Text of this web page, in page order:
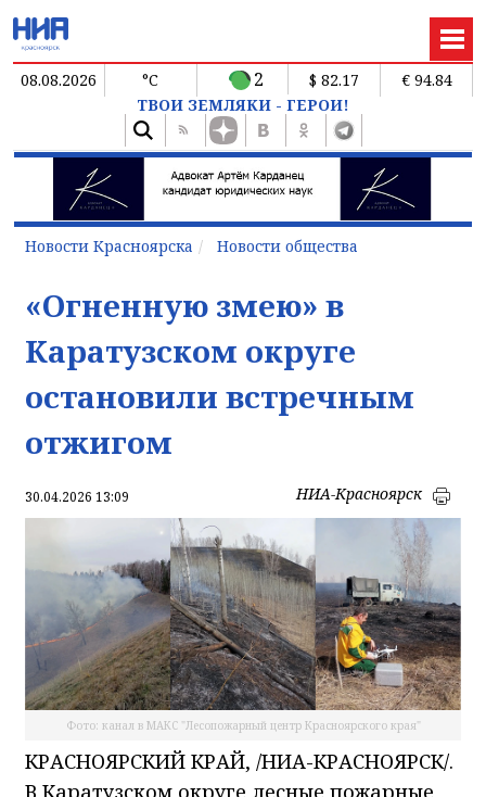
08.08.2026 °C 2 $ 82.17
€ 94.84
ТВОИ ЗЕМЛЯКИ - ГЕРОИ!
Новости Красноярска Новости общества
«Огненную змею» в
Каратузском округе
остановили встречным
отжигом
30.04.2026 13:09 НИА-Красноярск
Фото: канал в МАКС "Лесопожарный центр Красноярского края"
КРАСНОЯРСКИЙ КРАЙ, /НИА-КРАСНОЯРСК/.